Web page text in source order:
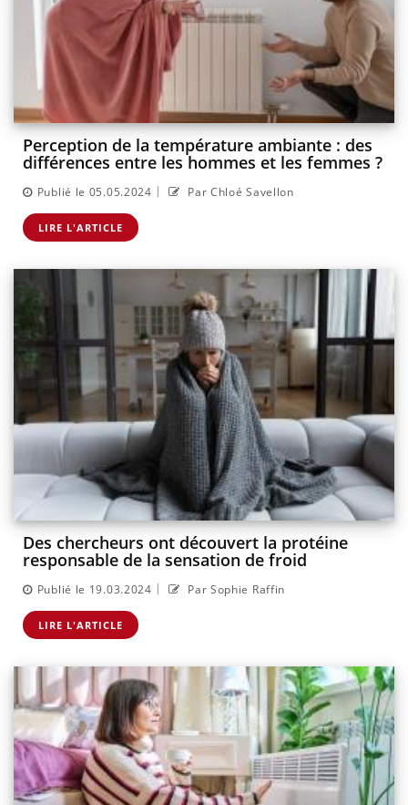
Perception de la température ambiante : des
différences entre les hommes et les femmes ?
Publié le 05.05.2024 | Par Chloé Savellon
LIRE L'ARTICLE
Des chercheurs ont découvert la protéine
responsable de la sensation de froid
Publié le 19.03.2024 | Par Sophie Raffin
LIRE L'ARTICLE